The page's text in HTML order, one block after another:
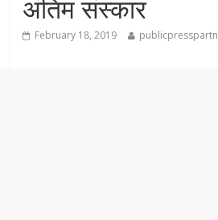
अंतिम संस्कार
February 18, 2019